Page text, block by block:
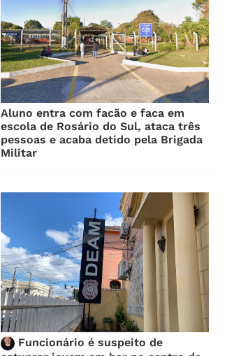
Aluno entra com facão e faca em
escola de Rosário do Sul, ataca três
pessoas e acaba detido pela Brigada
Militar
Funcionário é suspeito de